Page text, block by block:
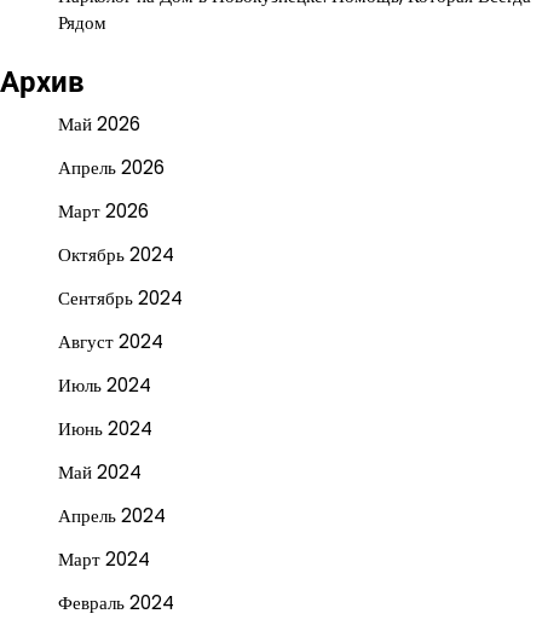
Рядом
Архив
Май 2026
Апрель 2026
Март 2026
Октябрь 2024
Сентябрь 2024
Август 2024
Июль 2024
Июнь 2024
Май 2024
Апрель 2024
Март 2024
Февраль 2024